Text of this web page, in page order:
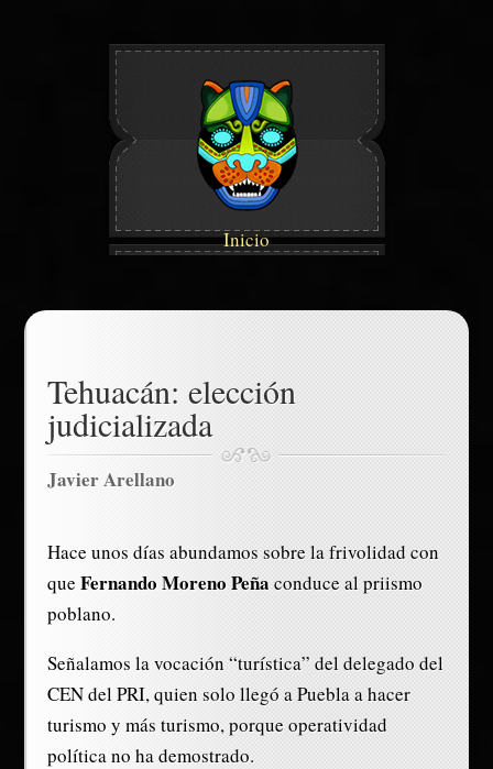
Inicio
Tehuacán: elección
judicializada
Javier Arellano
Hace unos días abundamos sobre la frivolidad con
que Fernando Moreno Peña conduce al priismo
poblano.
Señalamos la vocación “turística” del delegado del
CEN del PRI, quien solo llegó a Puebla a hacer
turismo y más turismo, porque operatividad
política no ha demostrado.